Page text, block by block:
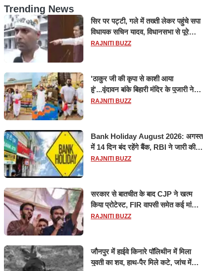
Trending News
सिर पर पट्टी, गले में तख्ती लेकर पहुंचे सपा
विधायक सचिन यादव, विधानसभा से पूरे
मानसून सत्र के लिए किया गया निलंबित
RAJNITI BUZZ
'ठाकुर जी की कृपा से काशी आया
हूं'...वृंदावन बांके बिहारी मंदिर के पुजारी ने
किया श्री काशी विश्वनाथ का जलाभिषेक
RAJNITI BUZZ
Bank Holiday August 2026: अगस्त
में 14 दिन बंद रहेंगे बैंक, RBI ने जारी की
छुट्टियों की लिस्ट​​​​​​​
RAJNITI BUZZ
सरकार से बातचीत के बाद CJP ने खत्म
किया प्रोटेस्ट, FIR वापसी समेत कई मांगों
पर बनी सहमति
RAJNITI BUZZ
जौनपुर में हाईवे किनारे पॉलिथीन में मिला
युवती का शव, हाथ-पैर मिले कटे, जांच में